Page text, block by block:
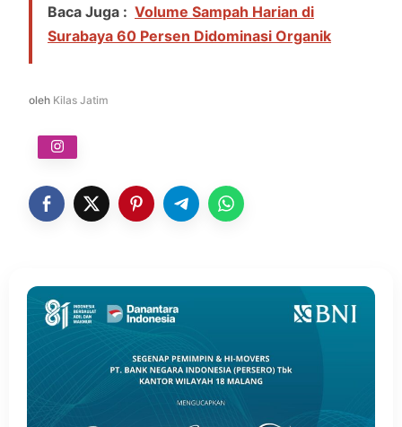
Baca Juga : Volume Sampah Harian di
Surabaya 60 Persen Didominasi Organik
oleh Kilas Jatim